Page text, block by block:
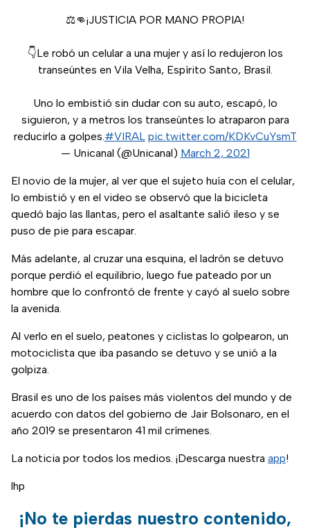
⚖️👊¡JUSTICIA POR MANO PROPIA!
👇Le robó un celular a una mujer y así lo redujeron los
transeúntes en Vila Velha, Espírito Santo, Brasil.
Uno lo embistió sin dudar con su auto, escapó, lo
siguieron, y a metros los transeúntes lo atraparon para
reducirlo a golpes.#VIRAL pic.twitter.com/KDKvCuYsmT
— Unicanal (@Unicanal) March 2, 2021
El novio de la mujer, al ver que el sujeto huía con el celular,
lo embistió y en el video se observó que la bicicleta
quedó bajo las llantas, pero el asaltante salió ileso y se
puso de pie para escapar.
Más adelante, al cruzar una esquina, el ladrón se detuvo
porque perdió el equilibrio, luego fue pateado por un
hombre que lo confrontó de frente y cayó al suelo sobre
la avenida.
Al verlo en el suelo, peatones y ciclistas lo golpearon, un
motociclista que iba pasando se detuvo y se unió a la
golpiza.
Brasil es uno de los países más violentos del mundo y de
acuerdo con datos del gobierno de Jair Bolsonaro, en el
año 2019 se presentaron 41 mil crímenes.
La noticia por todos los medios. ¡Descarga nuestra app!
lhp
¡No te pierdas nuestro contenido,